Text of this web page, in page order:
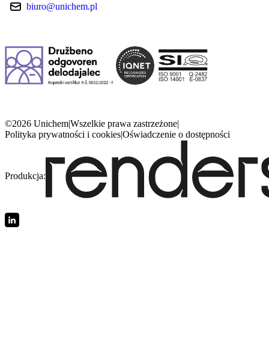
biuro@unichem.pl
©2026 Unichem|Wszelkie prawa zastrzeżone|
Polityka prywatności i cookies|Oświadczenie o dostępności
Produkcja: